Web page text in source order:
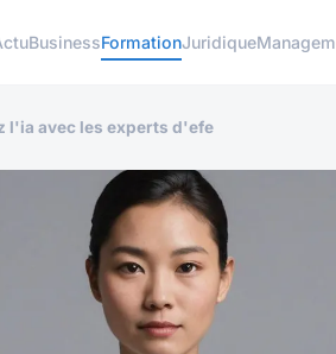
BusinessFormationJuridique
l'ia avec les experts d'efe